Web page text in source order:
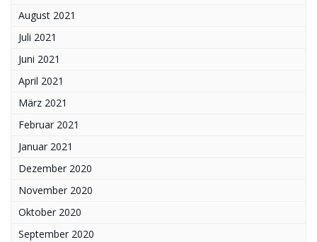
August 2021
Juli 2021
Juni 2021
April 2021
März 2021
Februar 2021
Januar 2021
Dezember 2020
November 2020
Oktober 2020
September 2020